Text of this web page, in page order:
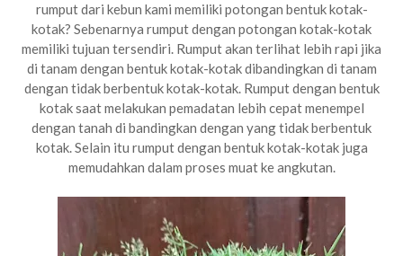
rumput dari kebun kami memiliki potongan bentuk kotak-
kotak? Sebenarnya rumput dengan potongan kotak-kotak
memiliki tujuan tersendiri. Rumput akan terlihat lebih rapi jika
di tanam dengan bentuk kotak-kotak dibandingkan di tanam
dengan tidak berbentuk kotak-kotak. Rumput dengan bentuk
kotak saat melakukan pemadatan lebih cepat menempel
dengan tanah di bandingkan dengan yang tidak berbentuk
kotak. Selain itu rumput dengan bentuk kotak-kotak juga
memudahkan dalam proses muat ke angkutan.